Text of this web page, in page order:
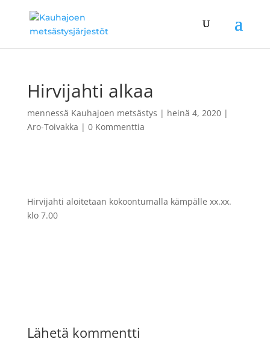
Hirvijahti alkaa
mennessä Kauhajoen metsästys | heinä 4, 2020|
Aro-Toivakka | 0 Kommenttia
Hirvijahti aloitetaan kokoontumalla kämpälle xx.xx.
klo 7.00
Lähetä kommentti